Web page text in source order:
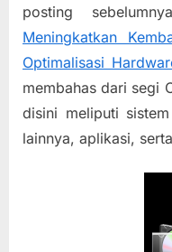
posting
Meningkatkan
Optimalisasi
membahas dari segi
disini meliputi
lainnya, aplikasi,